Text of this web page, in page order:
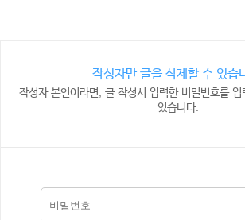
작성자만 글을 삭제할 수 있습
작성자 본인이라면, 글 작성시 입력한 비밀번호를
있습니다.